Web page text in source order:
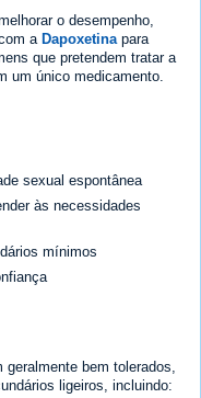
o desempenho,
a Dapoxetina para
que pretendem tratar a
um único medicamento.
sexual espontânea
às necessidades
mínimos
bem tolerados,
ligeiros, incluindo: